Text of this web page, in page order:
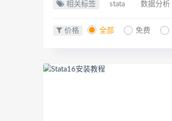
相关标签 stata 数据分析
价格 全部 免费